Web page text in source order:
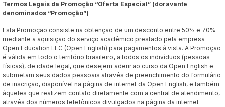
Termos Legais da Promoção “Oferta Especial” (doravante
denominados “Promoção”)
Esta Promoção consiste na obtenção de um desconto entre 50% e 70%
mediante a aquisição do serviço acadêmico prestado pela empresa
Open Education LLC (Open English) para pagamentos à vista. A Promoção
é válida em todo o território brasileiro, a todos os indivíduos (pessoas
físicas), de idade legal, que desejem aderir ao curso da Open English e
submetam seus dados pessoais através de preenchimento do formulário
de inscrição, disponível na página de internet da Open English, e também
àqueles que realizem contato diretamente com a central de atendimento,
através dos números telefônicos divulgados na página da internet